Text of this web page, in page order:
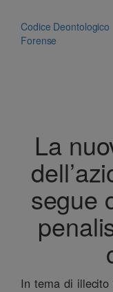
contenuto
Codice Deontologico
Forense
La
segue
In tema di